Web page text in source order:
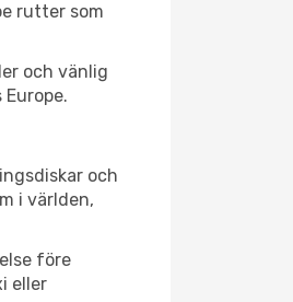
rutter som
och vänlig
och
i världen,
före
eller